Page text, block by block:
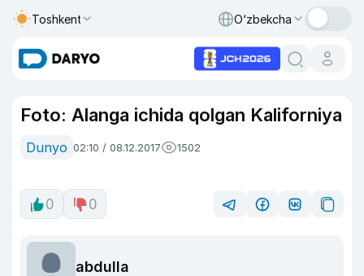
Toshkent O‘zbekcha
Foto: Alanga ichida qolgan Kaliforniya
Dunyo 02:10 / 08.12.2017 1502
0 0
abdulla